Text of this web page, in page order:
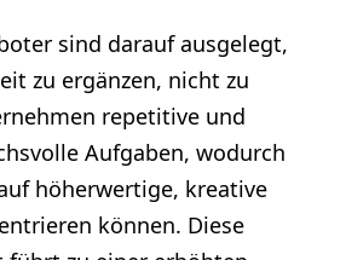
sind darauf ausgelegt,
zu ergänzen, nicht zu
repetitive und
Aufgaben, wodurch
höherwertige, kreative
können. Diese